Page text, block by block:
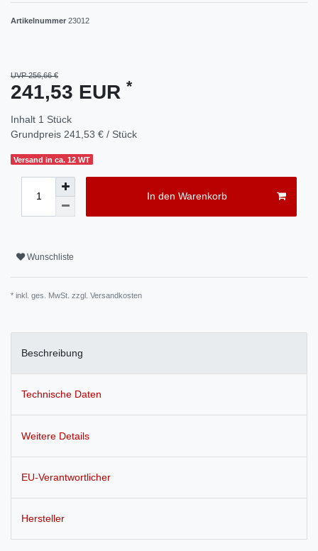
Artikelnummer 23012
UVP 256,66 €
241,53 EUR *
Inhalt 1 Stück
Grundpreis 241,53 € / Stück
Versand in ca. 12 WT
In den Warenkorb
Wunschliste
* inkl. ges. MwSt. zzgl. Versandkosten
Beschreibung
Technische Daten
Weitere Details
EU-Verantwortlicher
Hersteller